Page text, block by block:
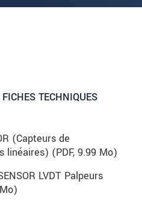
TECHNIQUES
(Capteurs de
linéaires) (PDF, 9.99 Mo)
LVDT Palpeurs